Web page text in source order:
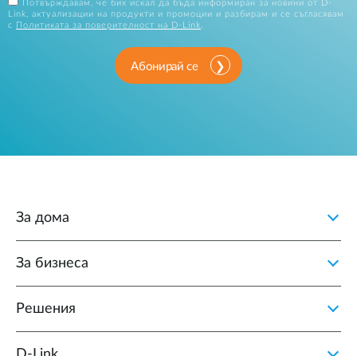
Потвърждавам, че бих искал да бъда информиран за новини от D-
Link, актуализации на продукти и промоции и разбирам и се съгласявам
с
Политиката за поверителност на D-Link
Абонирай се
За дома
За бизнеса
Решения